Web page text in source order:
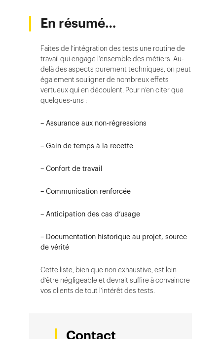
En résumé…
Faites de l’intégration des tests une routine de
travail qui engage l’ensemble des métiers. Au-
delà des aspects purement techniques, on peut
également souligner de nombreux effets
vertueux qui en découlent. Pour n’en citer que
quelques-uns :
– Assurance aux non-régressions
– Gain de temps à la recette
– Confort de travail
– Communication renforcée
– Anticipation des cas d’usage
– Documentation historique au projet, source
de vérité
Cette liste, bien que non exhaustive, est loin
d’être négligeable et devrait suffire à convaincre
vos clients de tout l’intérêt des tests.